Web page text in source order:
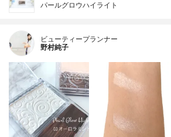
パールグロウハイライト
ビューティープランナー
野村純子